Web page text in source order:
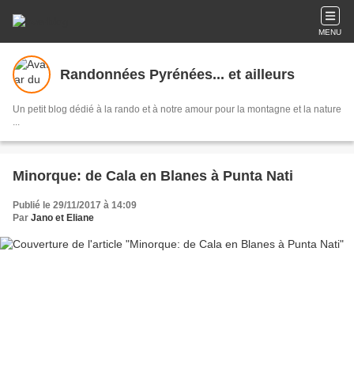
MENU
Randonnées Pyrénées... et ailleurs
Un petit blog dédié à la rando et à notre amour pour la montagne et la nature
...
Minorque: de Cala en Blanes à Punta Nati
Publié le 29/11/2017 à 14:09
Par Jano et Eliane